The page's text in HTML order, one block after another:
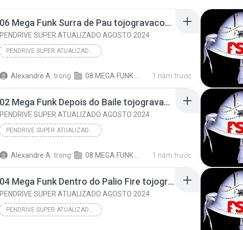
06 Mega Funk Surra de Pau tojogravacoes.mp3
PENDRIVE SUPER ATUALIZADO AGOSTO 2024
PENDRIVE SUPER ATUALIZADO AGOSTO 2024
Alexandre A. trong 08 MEGA FUNK 2024 TOP @tojogravacoes 1 năm trước
02 Mega Funk Depois do Baile tojogravacoes.mp3
PENDRIVE SUPER ATUALIZADO AGOSTO 2024
PENDRIVE SUPER ATUALIZADO AGOSTO 2024
Alexandre A. trong 08 MEGA FUNK 2024 TOP @tojogravacoes 1 năm trước
04 Mega Funk Dentro do Palio Fire tojogravacoes.mp3
PENDRIVE SUPER ATUALIZADO AGOSTO 2024
PENDRIVE SUPER ATUALIZADO AGOSTO 2024